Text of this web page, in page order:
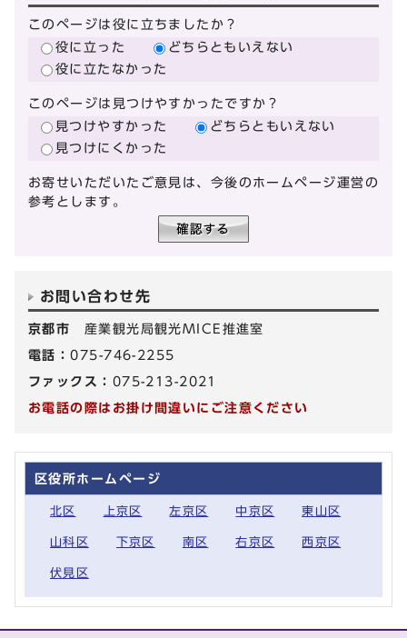
このページは役に立ちましたか？
役に立った
どちらともいえない
役に立たなかった
このページは見つけやすかったですか？
見つけやすかった
どちらともいえない
見つけにくかった
お寄せいただいたご意見は、今後のホームページ運営の
参考とします。
お問い合わせ先
京都市 産業観光局観光MICE推進室
電話：075-746-2255
ファックス： 075-213-2021
お電話の際はお掛け間違いにご注意ください
区役所ホームページ
北区 上京区 左京区 中京区 東山区
山科区 下京区 南区 右京区 西京区
伏見区